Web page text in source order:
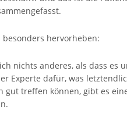
hervorheben:
nichts anderes, als dass
Experte dafür, was
treffen können, gibt es